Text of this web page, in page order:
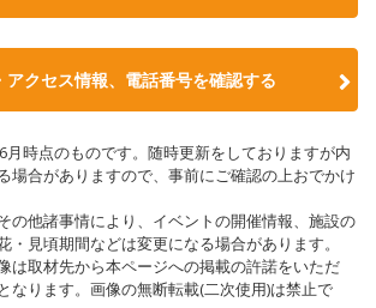
アクセス情報、電話番号を確認する
時点のものです。随時更新をしておりますが内
場合がありますので、事前にご確認の上おでかけ
の他諸事情により、イベントの開催情報、施設の
・見頃期間などは変更になる場合があります。
は取材先から本ページへの掲載の許諾をいただ
なります。画像の無断転載(二次使用)は禁止で